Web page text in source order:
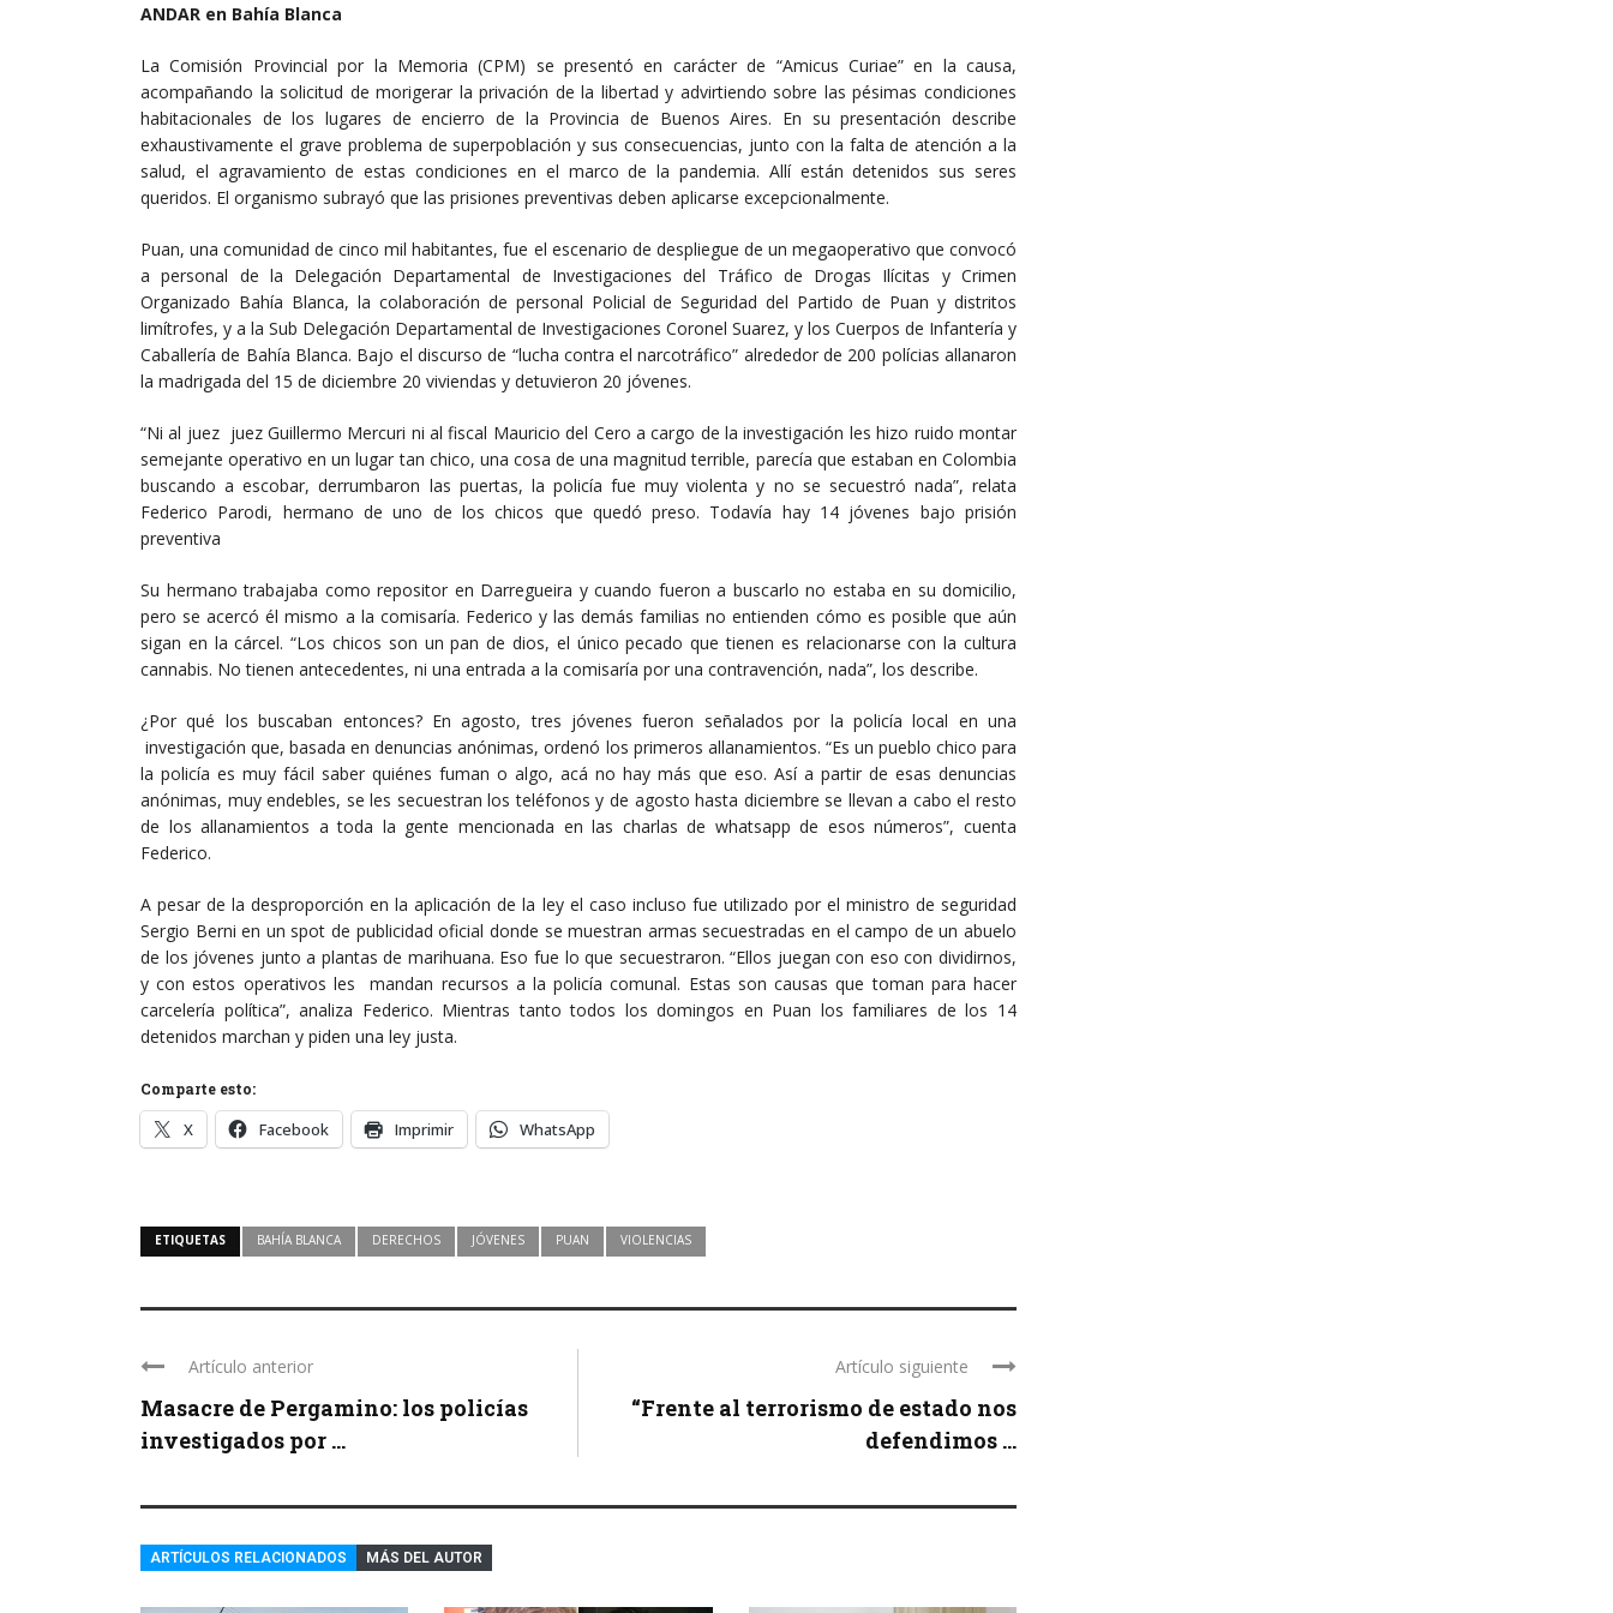
ANDAR en Bahía Blanca
La Comisión Provincial por la Memoria (CPM) se presentó en carácter de “Amicus Curiae” en la causa,
acompañando la solicitud de morigerar la privación de la libertad y advirtiendo sobre las pésimas condiciones
habitacionales de los lugares de encierro de la Provincia de Buenos Aires. En su presentación describe
exhaustivamente el grave problema de superpoblación y sus consecuencias, junto con la falta de atención a la
salud, el agravamiento de estas condiciones en el marco de la pandemia. Allí están detenidos sus seres
queridos. El organismo subrayó que las prisiones preventivas deben aplicarse excepcionalmente.
Puan, una comunidad de cinco mil habitantes, fue el escenario de despliegue de un megaoperativo que convocó
a personal de la Delegación Departamental de Investigaciones del Tráfico de Drogas Ilícitas y Crimen
Organizado Bahía Blanca, la colaboración de personal Policial de Seguridad del Partido de Puan y distritos
limítrofes, y a la Sub Delegación Departamental de Investigaciones Coronel Suarez, y los Cuerpos de Infantería y
Caballería de Bahía Blanca. Bajo el discurso de “lucha contra el narcotráfico” alrededor de 200 polícias allanaron
la madrigada del 15 de diciembre 20 viviendas y detuvieron 20 jóvenes.
“Ni al juez juez Guillermo Mercuri ni al fiscal Mauricio del Cero a cargo de la investigación les hizo ruido montar
semejante operativo en un lugar tan chico, una cosa de una magnitud terrible, parecía que estaban en Colombia
buscando a escobar, derrumbaron las puertas, la policía fue muy violenta y no se secuestró nada”, relata
Federico Parodi, hermano de uno de los chicos que quedó preso. Todavía hay 14 jóvenes bajo prisión
preventiva
Su hermano trabajaba como repositor en Darregueira y cuando fueron a buscarlo no estaba en su domicilio,
pero se acercó él mismo a la comisaría. Federico y las demás familias no entienden cómo es posible que aún
sigan en la cárcel. “Los chicos son un pan de dios, el único pecado que tienen es relacionarse con la cultura
cannabis. No tienen antecedentes, ni una entrada a la comisaría por una contravención, nada”, los describe.
¿Por qué los buscaban entonces? En agosto, tres jóvenes fueron señalados por la policía local en una
investigación que, basada en denuncias anónimas, ordenó los primeros allanamientos. “Es un pueblo chico para
la policía es muy fácil saber quiénes fuman o algo, acá no hay más que eso. Así a partir de esas denuncias
anónimas, muy endebles, se les secuestran los teléfonos y de agosto hasta diciembre se llevan a cabo el resto
de los allanamientos a toda la gente mencionada en las charlas de whatsapp de esos números”, cuenta
Federico.
A pesar de la desproporción en la aplicación de la ley el caso incluso fue utilizado por el ministro de seguridad
Sergio Berni en un spot de publicidad oficial donde se muestran armas secuestradas en el campo de un abuelo
de los jóvenes junto a plantas de marihuana. Eso fue lo que secuestraron. “Ellos juegan con eso con dividirnos,
y con estos operativos les mandan recursos a la policía comunal. Estas son causas que toman para hacer
carcelería política”, analiza Federico. Mientras tanto todos los domingos en Puan los familiares de los 14
detenidos marchan y piden una ley justa.
Comparte esto:
X Facebook Imprimir WhatsApp
ETIQUETAS BAHÍA BLANCA DERECHOS JÓVENES PUAN VIOLENCIAS
Artículo anterior
Masacre de Pergamino: los policías
investigados por ...
Artículo siguiente
“Frente al terrorismo de estado nos
defendimos ...
ARTÍCULOS RELACIONADOS MÁS DEL AUTOR